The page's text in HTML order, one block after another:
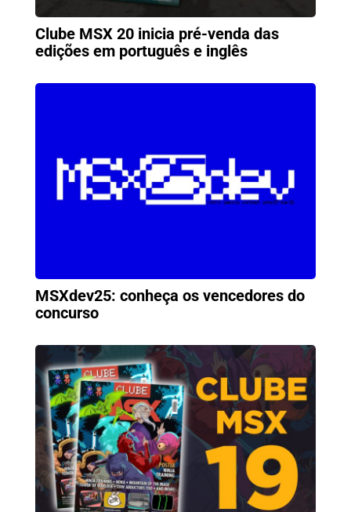
Clube MSX 20 inicia pré-venda das
edições em português e inglês
MSXdev25: conheça os vencedores do
concurso